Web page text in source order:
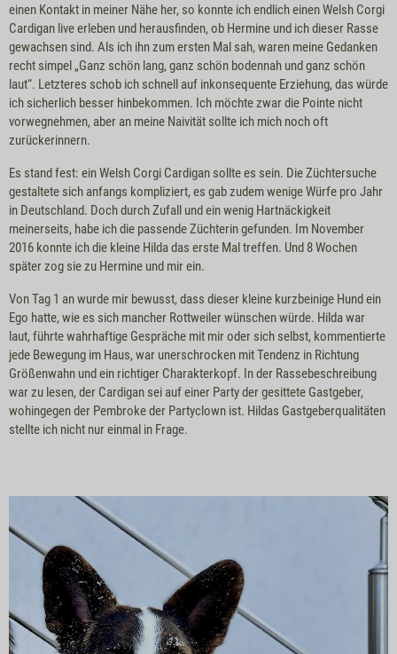
einen Kontakt in meiner Nähe her, so konnte ich endlich einen Welsh Corgi
Cardigan live erleben und herausfinden, ob Hermine und ich dieser Rasse
gewachsen sind. Als ich ihn zum ersten Mal sah, waren meine Gedanken
recht simpel „Ganz schön lang, ganz schön bodennah und ganz schön
laut“. Letzteres schob ich schnell auf inkonsequente Erziehung, das würde
ich sicherlich besser hinbekommen. Ich möchte zwar die Pointe nicht
vorwegnehmen, aber an meine Naivität sollte ich mich noch oft
zurückerinnern.
Es stand fest: ein Welsh Corgi Cardigan sollte es sein. Die Züchtersuche
gestaltete sich anfangs kompliziert, es gab zudem wenige Würfe pro Jahr
in Deutschland. Doch durch Zufall und ein wenig Hartnäckigkeit
meinerseits, habe ich die passende Züchterin gefunden. Im November
2016 konnte ich die kleine Hilda das erste Mal treffen. Und 8 Wochen
später zog sie zu Hermine und mir ein.
Von Tag 1 an wurde mir bewusst, dass dieser kleine kurzbeinige Hund ein
Ego hatte, wie es sich mancher Rottweiler wünschen würde. Hilda war
laut, führte wahrhaftige Gespräche mit mir oder sich selbst, kommentierte
jede Bewegung im Haus, war unerschrocken mit Tendenz in Richtung
Größenwahn und ein richtiger Charakterkopf. In der Rassebeschreibung
war zu lesen, der Cardigan sei auf einer Party der gesittete Gastgeber,
wohingegen der Pembroke der Partyclown ist. Hildas Gastgeberqualitäten
stellte ich nicht nur einmal in Frage.